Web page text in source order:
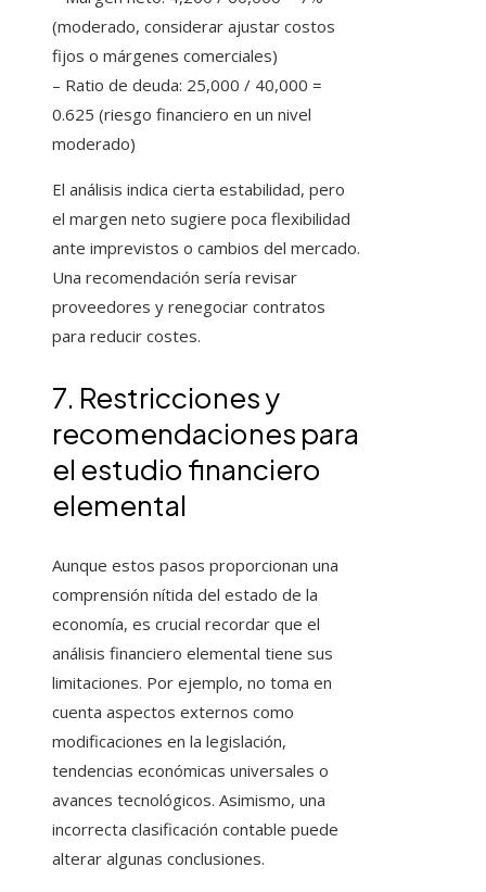
(moderado, considerar ajustar costos
fijos o márgenes comerciales)
– Ratio de deuda: 25,000 / 40,000 =
0.625 (riesgo financiero en un nivel
moderado)
El análisis indica cierta estabilidad, pero
el margen neto sugiere poca flexibilidad
ante imprevistos o cambios del mercado.
Una recomendación sería revisar
proveedores y renegociar contratos
para reducir costes.
7. Restricciones y
recomendaciones para
el estudio financiero
elemental
Aunque estos pasos proporcionan una
comprensión nítida del estado de la
economía, es crucial recordar que el
análisis financiero elemental tiene sus
limitaciones. Por ejemplo, no toma en
cuenta aspectos externos como
modificaciones en la legislación,
tendencias económicas universales o
avances tecnológicos. Asimismo, una
incorrecta clasificación contable puede
alterar algunas conclusiones.